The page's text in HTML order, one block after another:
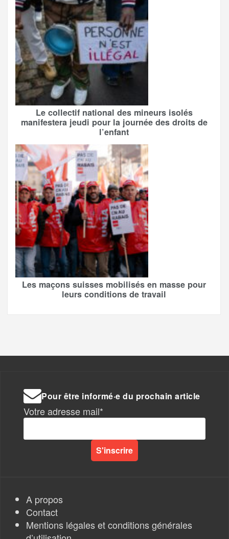
Le collectif national des mineurs isolés
manifestera jeudi pour la journée des droits de
l’enfant
Les maçons suisses mobilisés en masse pour
leurs conditions de travail
Pour être informé·e du prochain article
Votre adresse mail*
A propos
Contact
Mentions légales et conditions générales